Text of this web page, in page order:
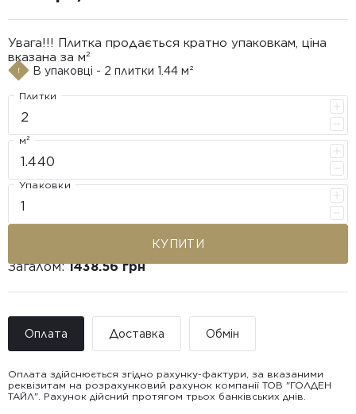
Увага!!! Плитка продається кратно упаковкам, ціна
вказана за м²
В упаковці - 2 плитки 1.44 м²
Плитки
м²
Упаковки
КУПИТИ
Загалом:1438.56 грн
Оплата Доставка Обмін
Оплата здійснюється згідно рахунку-фактури, за вказаними
реквізитам на розрахунковий рахунок компанії ТОВ "ГОЛДЕН
ТАЙЛ". Рахунок дійсний протягом трьох банківських днів.